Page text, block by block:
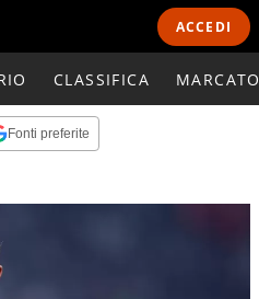
ACCEDI
CLASSIFICA
Fonti preferite